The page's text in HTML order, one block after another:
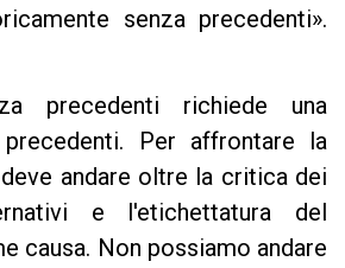
senza precedenti».
precedenti richiede una
Per affrontare la
andare oltre la critica dei
e l'etichettatura del
causa. Non possiamo andare